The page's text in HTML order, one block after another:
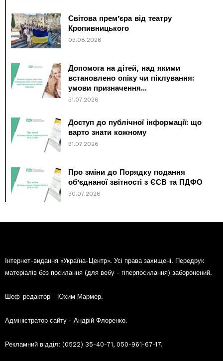
Світова прем’єра від театру
Кропивницького
03.08.2026
Допомога на дітей, над якими
встановлено опіку чи піклування:
умови призначення...
31.07.2026
Доступ до публічної інформації: що
варто знати кожному
31.07.2026
Про зміни до Порядку подання
об’єднаної звітності з ЄСВ та ПДФО
30.07.2026
Інтернет-видання «Україна-Центр». Усі права захищені. Передрук
матеріалів без посилання (для вебу - гіперпосилання) заборонений.
Шеф-редактор - Юхим Мармер.
Адміністратор сайту - Андрій Флоренко.
Рекламний відділ: (0522) 35-40-71, 050-961-67-17.